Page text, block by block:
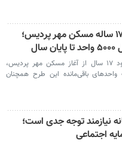
پروژه‌های ۱۷ ساله مسکن مهر پردیس؛
با گذشت حدود ۱۷ سال از آغاز مسکن مهر پردیس،
باقی‌مانده این طرح همچنان
نیازمند توجه جدی است؛
اجتماعی